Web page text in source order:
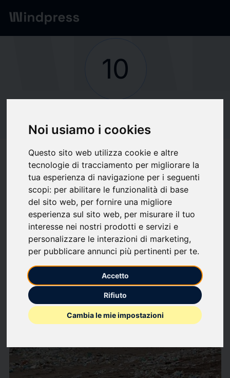
Noi usiamo i cookies
Questo sito web utilizza cookie e altre
tecnologie di tracciamento per migliorare la
tua esperienza di navigazione per i seguenti
scopi: per abilitare le funzionalità di base
del sito web, per fornire una migliore
esperienza sul sito web, per misurare il tuo
interesse nei nostri prodotti e servizi e
personalizzare le interazioni di marketing,
per pubblicare annunci più pertinenti per te.
Accetto
Rifiuto
Cambia le mie impostazioni
Red Empresas
10
10 BILLION
SOLUTIONS
favorite Seguir actualizaciones
Sobre qué escribimos
ComunicaciónDeportesEconomía internacional Fútbol
Medios de comunicación
Comunicados de
prensa
Ver todos los comunicados de